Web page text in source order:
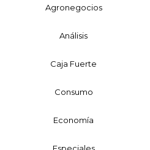
Agronegocios
Análisis
Caja Fuerte
Consumo
Economía
Especiales